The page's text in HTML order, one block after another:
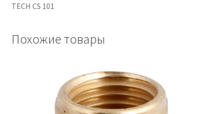
TECH CS 101
Похожие товары